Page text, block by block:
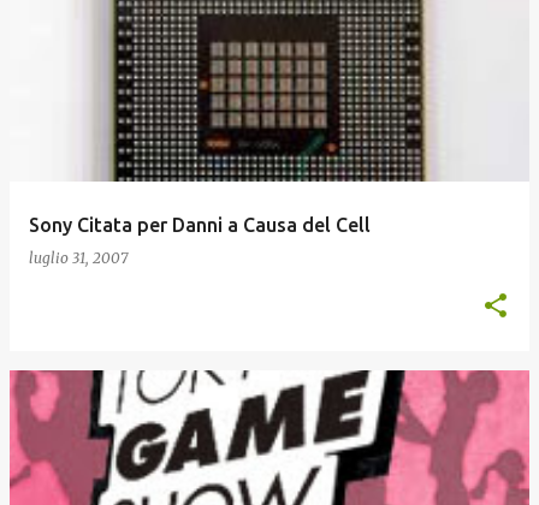
Sony Citata per Danni a Causa del Cell
luglio 31, 2007